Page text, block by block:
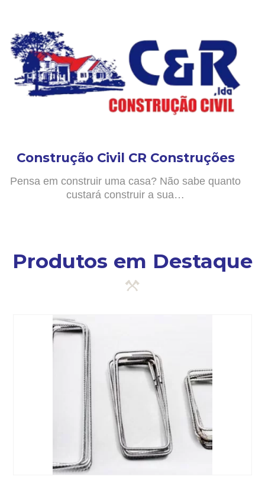
Construção Civil CR Construções
Pensa em construir uma casa? Não sabe quanto
custará construir a sua…
Produtos em Destaque